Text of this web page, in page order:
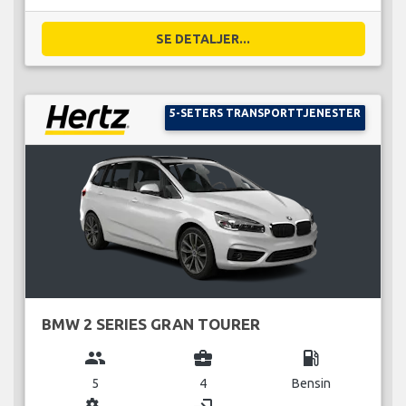
SE DETALJER...
5-SETERS TRANSPORTTJENESTER
BMW 2 SERIES GRAN TOURER
group
5
business_center
4
local_gas_station
Bensin